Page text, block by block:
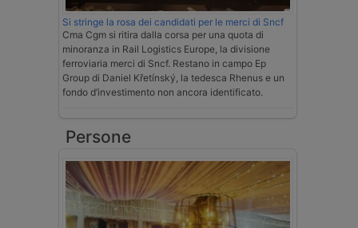
Si stringe la rosa dei candidati per le merci di Sncf
Cma Cgm si ritira dalla corsa per una quota di
minoranza in Rail Logistics Europe, la divisione
ferroviaria merci di Sncf. Restano in campo Ep
Group di Daniel Křetínský, la tedesca Rhenus e un
fondo d’investimento non ancora identificato.
Persone